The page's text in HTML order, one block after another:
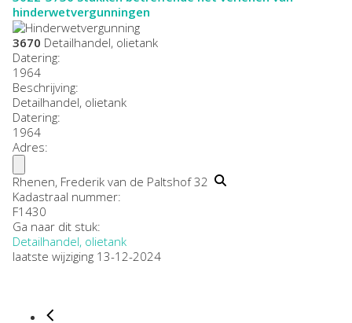
hinderwetvergunningen
3670 Detailhandel, olietank
Datering:
1964
Beschrijving:
Detailhandel, olietank
Datering:
1964
Adres:
Rhenen, Frederik van de Paltshof 32
Kadastraal nummer:
F1430
Ga naar dit stuk:
Detailhandel, olietank
laatste wijziging 13-12-2024